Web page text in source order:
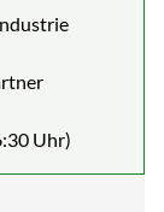
Uhr)